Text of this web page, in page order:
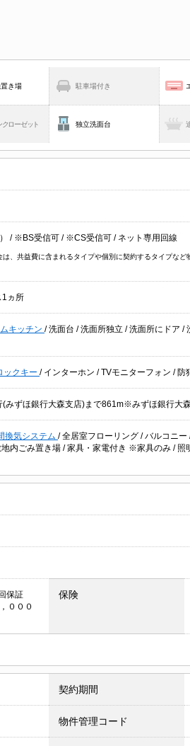
き場 駐車場付き
クローゼット 独立洗面台
/ ※BS受信可 / ※CS受信可 / ネット専用回線
、共益費に含まれるタイプや個別に契約するタイプなど
1ヵ所
キッチン /洗面台 /洗面所独立 /洗面所にドア /
ックキー / インターホン /TVモニターフォン / 防
(みずほ銀行大森支店)まで861m※みずほ銀行大
換気システム /全居室フローリング /バルコニー
地内ごみ置き場 /家具・家電付き ※家具のみ / 照
保証
０００
保険
契約期間
物件管理コード